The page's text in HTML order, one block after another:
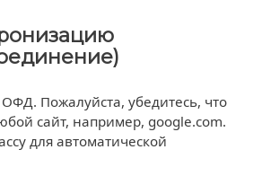
Пожалуйста, убедитесь, что
сайт, например, google.com.
для автоматической